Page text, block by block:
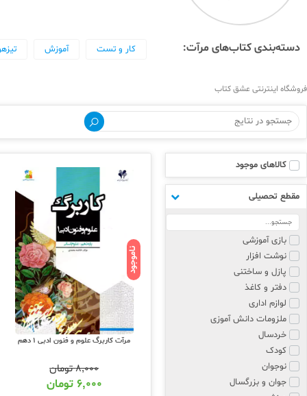
دسته‌بندی کتاب‌های مرآت: کار و تست آموزش
فروشگاه اینترنتی عشق کتاب
کالاهای موجود
مقطع تحصیلی
بازی آموزشی
نوشت افزار
پازل و ساختنی
دفتر و کاغذ
لوازم اداری
ملزومات دانش آموزی
خردسال
کودک
نوجوان
جوان و بزرگسال
ناموجود
مرآت کاربرگ علوم و فنون ادبی 1 دهم
۸,۰۰۰تومان
۶,۰۰۰ تومان